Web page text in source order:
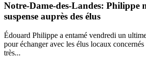
Notre-Dame-des-Landes: Philippe
suspense auprès des élus
Édouard Philippe a entamé vendredi un
pour échanger avec les élus locaux
très...